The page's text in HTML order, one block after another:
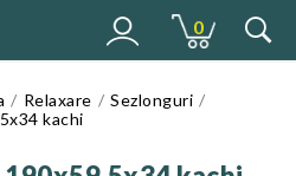
0
Relaxare
Sezlonguri
kachi